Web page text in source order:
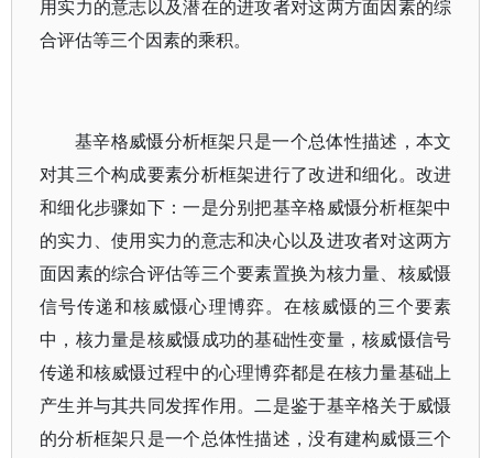
用实力的意志以及潜在的进攻者对这两方面因素的综
合评估等三个因素的乘积。
基辛格威慑分析框架只是一个总体性描述，本文
对其三个构成要素分析框架进行了改进和细化。改进
和细化步骤如下：一是分别把基辛格威慑分析框架中
的实力、使用实力的意志和决心以及进攻者对这两方
面因素的综合评估等三个要素置换为核力量、核威慑
信号传递和核威慑心理博弈。在核威慑的三个要素
中，核力量是核威慑成功的基础性变量，核威慑信号
传递和核威慑过程中的心理博弈都是在核力量基础上
产生并与其共同发挥作用。二是鉴于基辛格关于威慑
的分析框架只是一个总体性描述，没有建构威慑三个